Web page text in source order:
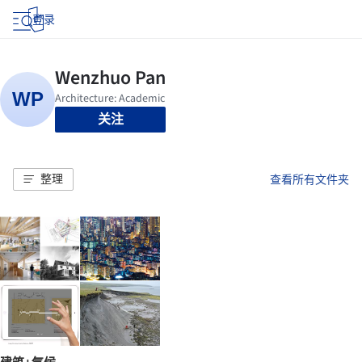
登录
关注
整理 查看所有文件夹